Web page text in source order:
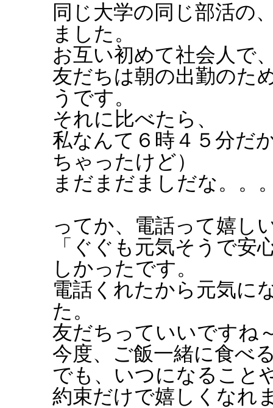
同じ大学の同じ部活の
ました。
お互い初めて社会人で
友だちは朝の出勤のた
うです。
それに比べたら、
私なんて６時４５分だ
ちゃったけど）
まだまだましだな。。
ってか、電話って嬉し
「ぐぐも元気そうで安
しかったです。
電話くれたから元気に
た。
友だちっていいですね
今度、ご飯一緒に食べ
でも、いつになること
約束だけで嬉しくなれ